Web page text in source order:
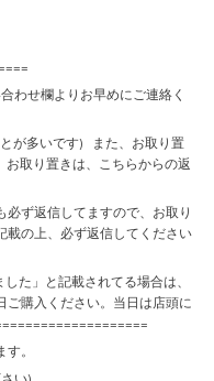
わせ欄よりお早めにご連絡く
が多いです) また、お取り置
取り置きは、こちらからの返
ず返信してますので、お取り
載の上、必ず返信してください
た」と記載されてる場合は、
ご購入ください。当日は店頭に
す。